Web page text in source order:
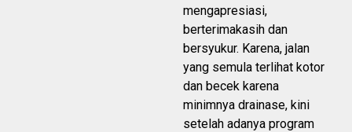
mengapresiasi,
berterimakasih dan
bersyukur. Karena, jalan
yang semula terlihat kotor
dan becek karena
minimnya drainase, kini
setelah adanya program